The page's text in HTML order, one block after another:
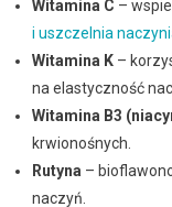
Witamina C –
i uszczelnia
Witamina K–
na elastyczność
Witamina B3
krwionośnych.
Rutyna –
naczyń.